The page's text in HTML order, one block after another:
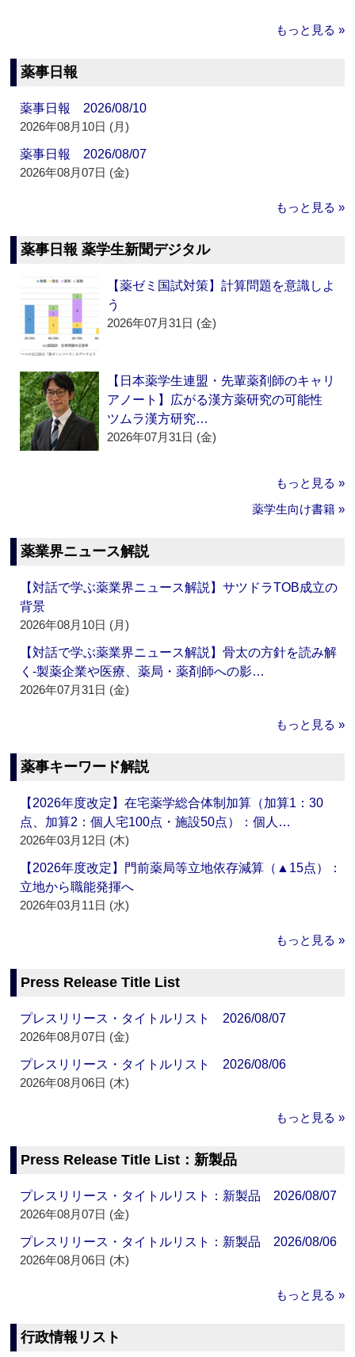
もっと見る »
薬事日報
薬事日報 2026/08/10
2026年08月10日 (月)
薬事日報 2026/08/07
2026年08月07日 (金)
もっと見る »
薬事日報 薬学生新聞デジタル
【薬ゼミ国試対策】計算問題を意識しよ
う
2026年07月31日 (金)
【日本薬学生連盟・先輩薬剤師のキャリ
アノート】広がる漢方薬研究の可能性
ツムラ漢方研究…
2026年07月31日 (金)
もっと見る »
薬学生向け書籍 »
薬業界ニュース解説
【対話で学ぶ薬業界ニュース解説】サツドラTOB成立の
背景
2026年08月10日 (月)
【対話で学ぶ薬業界ニュース解説】骨太の方針を読み解
く‐製薬企業や医療、薬局・薬剤師への影…
2026年07月31日 (金)
もっと見る »
薬事キーワード解説
【2026年度改定】在宅薬学総合体制加算（加算1：30
点、加算2：個人宅100点・施設50点）：個人…
2026年03月12日 (木)
【2026年度改定】門前薬局等立地依存減算（▲15点）：
立地から職能発揮へ
2026年03月11日 (水)
もっと見る »
Press Release Title List
プレスリリース・タイトルリスト 2026/08/07
2026年08月07日 (金)
プレスリリース・タイトルリスト 2026/08/06
2026年08月06日 (木)
もっと見る »
Press Release Title List：新製品
プレスリリース・タイトルリスト：新製品 2026/08/07
2026年08月07日 (金)
プレスリリース・タイトルリスト：新製品 2026/08/06
2026年08月06日 (木)
もっと見る »
行政情報リスト